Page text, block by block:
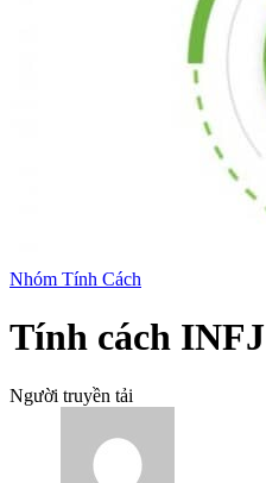
Nhóm Tính Cách
Tính cách
Người truyền tải